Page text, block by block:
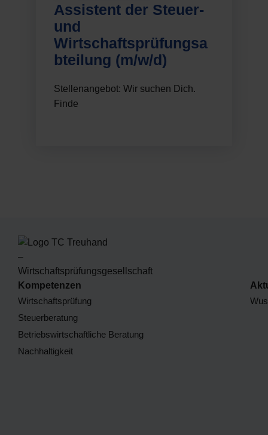
Assistent der Steuer-
und
Wirtschaftsprüfungsa
bteilung (m/w/d)
Stellenangebot: Wir suchen Dich.
Finde
Kompetenzen
Wirtschaftsprüfung
Steuerberatung
Betriebswirtschaftliche Beratung
Nachhaltigkeit